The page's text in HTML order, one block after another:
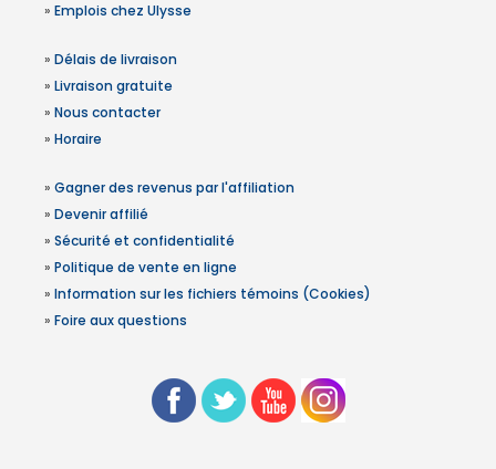
» Emplois chez Ulysse
» Délais de livraison
» Livraison gratuite
» Nous contacter
» Horaire
» Gagner des revenus par l'affiliation
» Devenir affilié
» Sécurité et confidentialité
» Politique de vente en ligne
» Information sur les fichiers témoins (Cookies)
» Foire aux questions